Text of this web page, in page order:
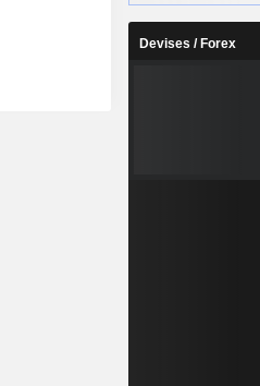
Devises / Forex